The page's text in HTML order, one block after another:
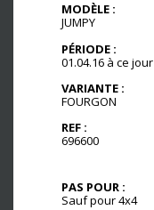
MODÈLE :
JUMPY
PÉRIODE :
01.04.16 à ce jour
VARIANTE :
FOURGON
REF :
696600
PAS POUR :
Sauf pour 4x4